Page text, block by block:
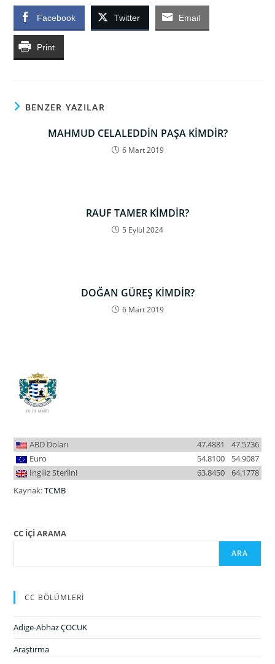
Facebook Twitter Email
Print
BENZER YAZILAR
MAHMUD CELALEDDİN PAŞA KİMDİR?
6 Mart 2019
RAUF TAMER KİMDİR?
5 Eylül 2024
DOĞAN GÜREŞ KİMDİR?
6 Mart 2019
ABD Doları 47.5736
47.4881
Euro
54.9087
54.8100
İngiliz Sterlini
64.1778
63.8450
Kaynak:TCMB
CC İÇİ ARAMA
ARA
CC BÖLÜMLERİ
Adige-Abhaz ÇOCUK
Araştırma